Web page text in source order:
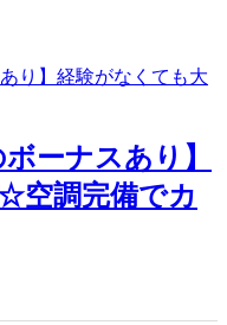
ーナスあり】
空調完備でカ